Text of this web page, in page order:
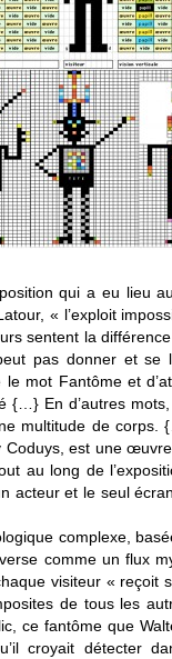
qui a eu lieu
« l’exploit
sentent la
pas donner et se
le mot Fantôme et
{…} En d’autres
multitude de
est une
au long de
acteur et le seul
complexe,
comme un flux
visiteur « reçoit
de tous les
ce fantôme que
croyait détecter